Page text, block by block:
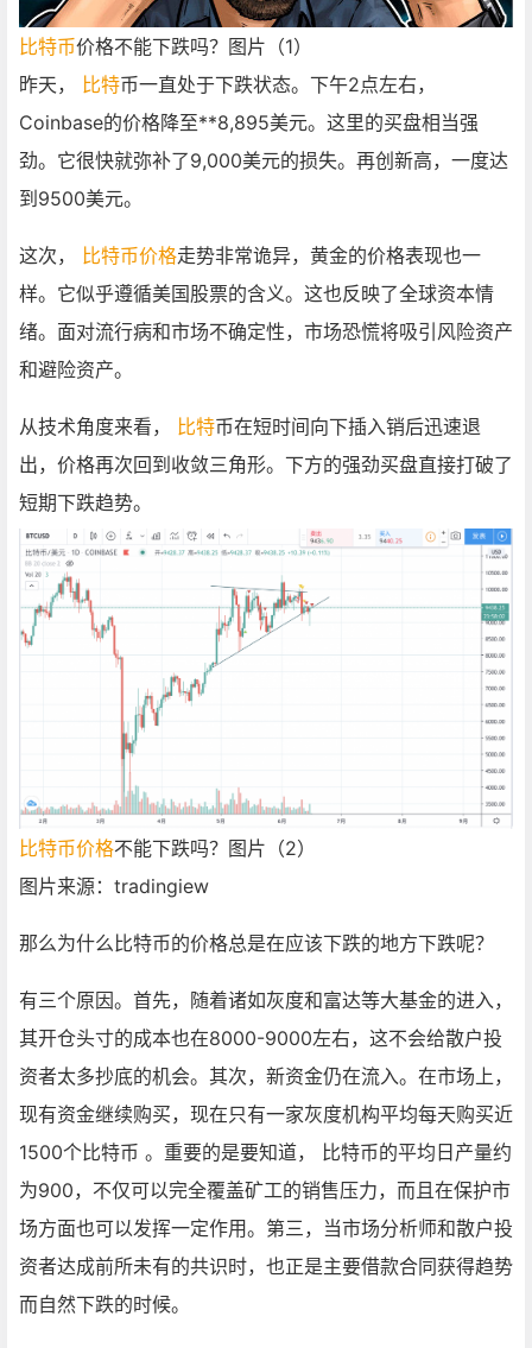
比特币价格不能下跌吗？图片（1）
昨天， 比特币一直处于下跌状态。下午2点左右，
Coinbase的价格降至**8,895美元。这里的买盘相当强
劲。它很快就弥补了9,000美元的损失。再创新高，一度达
到9500美元。
这次， 比特币价格走势非常诡异，黄金的价格表现也一
样。它似乎遵循美国股票的含义。这也反映了全球资本情
绪。面对流行病和市场不确定性，市场恐慌将吸引风险资产
和避险资产。
从技术角度来看， 比特币在短时间向下插入销后迅速退
出，价格再次回到收敛三角形。下方的强劲买盘直接打破了
短期下跌趋势。
比特币价格不能下跌吗？图片（2）
图片来源：tradingiew
那么为什么比特币的价格总是在应该下跌的地方下跌呢？
有三个原因。首先，随着诸如灰度和富达等大基金的进入，
其开仓头寸的成本也在8000-9000左右，这不会给散户投
资者太多抄底的机会。其次，新资金仍在流入。在市场上，
现有资金继续购买，现在只有一家灰度机构平均每天购买近
1500个比特币 。重要的是要知道， 比特币的平均日产量约
为900，不仅可以完全覆盖矿工的销售压力，而且在保护市
场方面也可以发挥一定作用。第三，当市场分析师和散户投
资者达成前所未有的共识时，也正是主要借款合同获得趋势
而自然下跌的时候。